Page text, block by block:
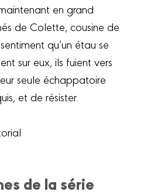
en grand
de Colette, cousine de
qu’un étau se
sur eux, ils fuient vers
seule échappatoire
et de résister.
de la série